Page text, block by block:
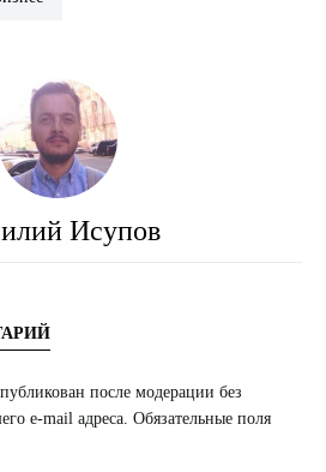
Исупов
после модерации без
e-mail адреса. Обязательные поля